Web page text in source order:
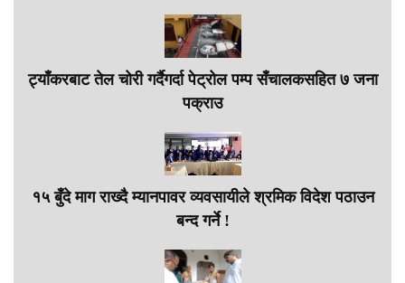
ट्याँकरबाट तेल चोरी गर्दैगर्दा पेट्रोल पम्प सँचालकसहित ७ जना
पक्राउ
१५ बुँदे माग राख्दै म्यानपावर व्यवसायीले श्रमिक विदेश पठाउन
बन्द गर्ने !